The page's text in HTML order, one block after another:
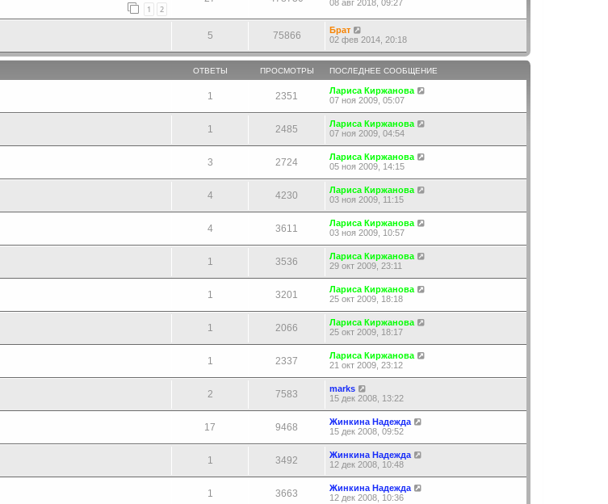
1 2
08 авг 2018, 09:27
5 75866
Брат
02 фев 2014, 20:18
ОТВЕТЫ ПРОСМОТРЫ ПОСЛЕДНЕЕ СООБЩЕНИЕ
1 2351
Лариса Киржанова
07 ноя 2009, 05:07
1 2485
Лариса Киржанова
07 ноя 2009, 04:54
3 2724
Лариса Киржанова
05 ноя 2009, 14:15
4 4230
Лариса Киржанова
03 ноя 2009, 11:15
4 3611
Лариса Киржанова
03 ноя 2009, 10:57
1 3536
Лариса Киржанова
29 окт 2009, 23:11
1 3201
Лариса Киржанова
25 окт 2009, 18:18
1 2066
Лариса Киржанова
25 окт 2009, 18:17
1 2337
Лариса Киржанова
21 окт 2009, 23:12
2 7583
marks
15 дек 2008, 13:22
17 9468
Жинкина Надежда
15 дек 2008, 09:52
1 3492
Жинкина Надежда
12 дек 2008, 10:48
1 3663
Жинкина Надежда
12 дек 2008, 10:36